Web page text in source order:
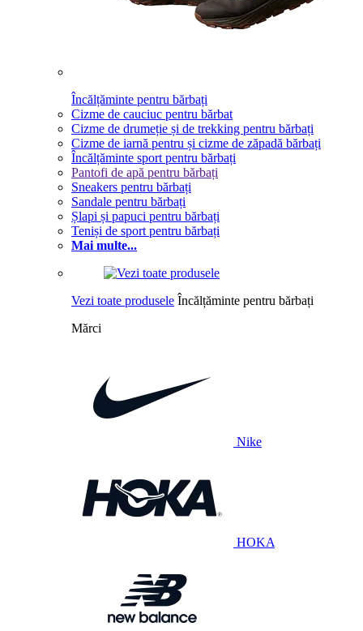
Încălțăminte pentru bărbați
Cizme de cauciuc pentru bărbat
Cizme de drumeție și de trekking pentru bărbați
Cizme de iarnă pentru și cizme de zăpadă bărbați
Încălțăminte sport pentru bărbați
Pantofi de apă pentru bărbați
Sneakers pentru bărbați
Sandale pentru bărbați
Șlapi și papuci pentru bărbați
Teniși de sport pentru bărbați
Mai multe...
Vezi toate produsele Încălțăminte pentru bărbați
Mărci
Nike
HOKA